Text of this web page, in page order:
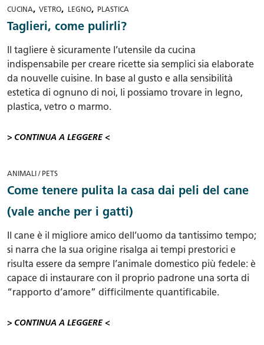
CUCINA,VETRO, LEGNO, PLASTICA
Taglieri, come pulirli?
Il tagliere è sicuramente l’utensile da cucina
indispensabile per creare ricette sia semplici sia elaborate
da nouvelle cuisine. In base al gusto e alla sensibilità
estetica di ognuno di noi, li possiamo trovare in legno,
plastica, vetro o marmo.
> CONTINUA A LEGGERE <
ANIMALI / PETS
Come tenere pulita la casa dai peli del cane
(vale anche per i gatti)
Il cane è il migliore amico dell’uomo da tantissimo tempo;
si narra che la sua origine risalga ai tempi prestorici e
risulta essere da sempre l’animale domestico più fedele: è
capace di instaurare con il proprio padrone una sorta di
“rapporto d’amore” difficilmente quantificabile.
> CONTINUA A LEGGERE <